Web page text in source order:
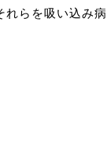
れらを吸い込み